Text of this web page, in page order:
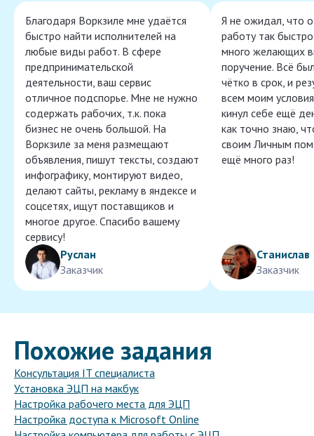
Благодаря Воркзиле мне удаётся
быстро найти исполнителей на
любые виды работ. В сфере
предпринимательской
деятельности, ваш сервис
отличное подспорье. Мне не нужно
содержать рабочих, т.к. пока
бизнес не очень большой. На
Воркзиле за меня размещают
объявления, пишут тексты, создают
инфографику, монтируют видео,
делают сайты, рекламу в яндексе и
соцсетях, ищут поставщиков и
многое другое. Спасибо вашему
сервису!
Руслан
Заказчик
Я не ожидал, что
работу так
много желающих
поручение. Всё
чётко в срок, и
всем моим
кинул себе ещё
как точно знаю,
своим Личным
ещё много раз!
Станислав
Заказчик
Похожие задания
Консультация IT специалиста
Установка ЭЦП на макбук
Настройка рабочего места для ЭЦП
Настройка доступа к Microsoft Online